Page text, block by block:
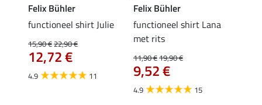
Felix Bühler
functioneel shirt Julie
15,90 €22,90 €
12,72 €
4.9 11
Felix Bühler
functioneel shirt Lana
met rits
11,90 €19,90 €
9,52 €
4.9 15